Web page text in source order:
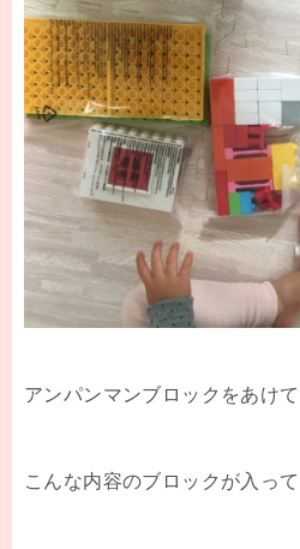
アンパンマンブロックをあけて
こんな内容のブロックが入って